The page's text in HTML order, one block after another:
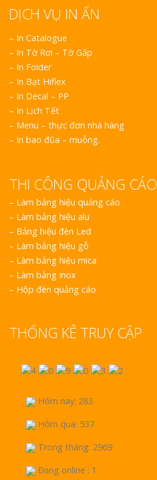
DỊCH VỤ IN ẤN
– In Catalogue
– In Tờ Rơi – Tờ Gấp
– In Folder
– In Bạt Hiflex
– In Decal – PP
– In Lịch Tết
– Menu – thực đơn nhà hàng
– In bao đũa – muỗng.
THI CÔNG QUẢNG CÁO
– Làm bảng hiệu quảng cáo
– Làm bảng hiệu alu
– Bảng hiệu đèn Led
– Làm bảng hiệu gỗ
– Làm bảng hiệu mica
– Làm bảng inox
– Hộp đèn quảng cáo
THỐNG KÊ TRUY CẬP
Hôm nay: 283
Hôm qua: 537
Trong tháng: 2969
Đang online : 1